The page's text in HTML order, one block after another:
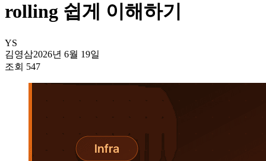
rolling 쉽게 이해하기
YS
김영삼2026년 6월 19일
조회 547